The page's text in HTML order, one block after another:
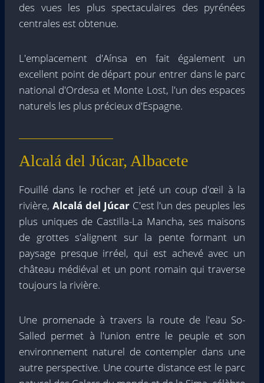
des vues les plus spectaculaires des pyrénées
centrales est obtenue.
L'emplacement d'Aínsa en fait également un
excellent point de départ pour entrer dans le parc
national d'Ordesa et Monte Lost, l'un des espaces
naturels les plus précieux d'Espagne.
Alcalá del Júcar, Albacete
Fouillé dans le rocher et jeté un coup d'œil à la
rivière, Alcalá del JúcarC'est l'un des peuples les
plus uniques de Castilla-La Mancha, ses maisons
de grottes s'alignent sur la pente formant un
paysage presque irréel, qui est achevé avec un
château médiéval et un pont romain qui traverse
toujours la rivière.
Une promenade à travers la route de l'eau So-
Salled permet à l'union entre le peuple et son
environnement naturel de contempler dans une
autre perspective. Une courte distance est le parc